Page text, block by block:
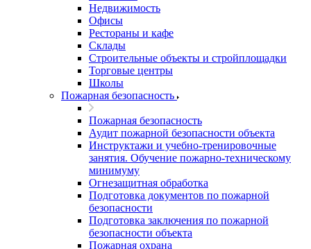
Недвижимость
Офисы
Рестораны и кафе
Склады
Строительные объекты и стройплощадки
Торговые центры
Школы
Пожарная безопасность
Пожарная безопасность
Аудит пожарной безопасности объекта
Инструктажи и учебно-тренировочные
занятия. Обучение пожарно-техническому
минимуму
Огнезащитная обработка
Подготовка документов по пожарной
безопасности
Подготовка заключения по пожарной
безопасности объекта
Пожарная охрана